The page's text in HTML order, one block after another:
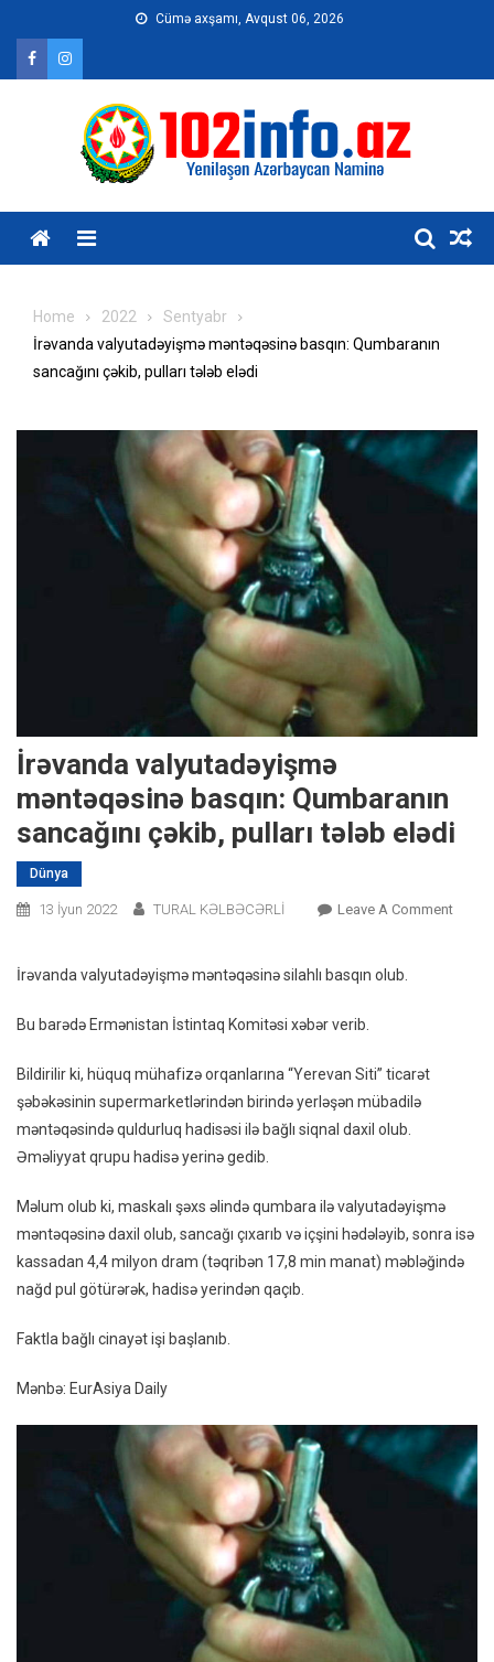
content
Cümə axşamı, Avqust 06, 2026
Home 2022
Sentyabr
İrəvanda valyutadəyişmə məntəqəsinə basqın: Qumbaranın
sancağını çəkib, pulları tələb elədi
İrəvanda valyutadəyişmə
məntəqəsinə basqın: Qumbaranın
sancağını çəkib, pulları tələb elədi
Dünya
13 İyun 2022 TURAL KƏLBƏCƏRLİ Leave A CommentOn
İrəvanda valyutadəyişmə məntəqəsinə silahlı basqın olub.
Bu barədə Ermənistan İstintaq Komitəsi xəbər verib.
Bildirilir ki, hüquq mühafizə orqanlarına “Yerevan Siti” ticarət
şəbəkəsinin supermarketlərindən birində yerləşən mübadilə
məntəqəsində quldurluq hadisəsi ilə bağlı siqnal daxil olub.
Əməliyyat qrupu hadisə yerinə gedib.
Məlum olub ki, maskalı şəxs əlində qumbara ilə valyutadəyişmə
məntəqəsinə daxil olub, sancağı çıxarıb və içşini hədələyib, sonra isə
kassadan 4,4 milyon dram (təqribən 17,8 min manat) məbləğində
nağd pul götürərək, hadisə yerindən qaçıb.
Faktla bağlı cinayət işi başlanıb.
Mənbə: EurAsiya Daily